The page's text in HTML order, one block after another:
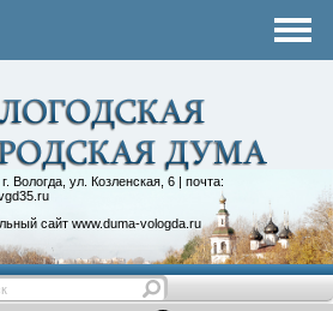
Вологда, ул. Козленская, 6 | почта:
сайт www.duma-vologda.ru
объединения